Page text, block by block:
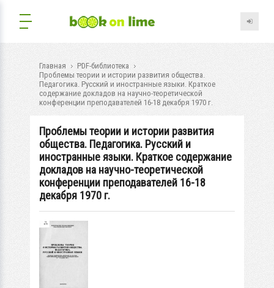
Главная
PDF-библиотека
Проблемы теории и истории развития общества.
Педагогика. Русский и иностранные языки. Краткое
содержание докладов на научно-теоретической
конференции преподавателей 16-18 декабря 1970 г.
Проблемы теории и истории развития
общества. Педагогика. Русский и
иностранные языки. Краткое содержание
докладов на научно-теоретической
конференции преподавателей 16-18
декабря 1970 г.